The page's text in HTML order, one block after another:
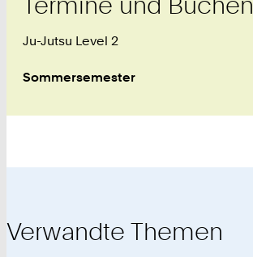
Ju-Jutsu Level 2
Sommersemester
Verwandte Themen